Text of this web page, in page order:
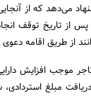
می‌دهد که از
از تاریخ توقف
از طریق اقامه
تاجر موجب افزایش
مبلغ